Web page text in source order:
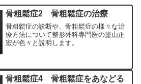
骨粗鬆症2 骨粗鬆症の治療
骨粗鬆症の診断や、骨粗鬆症の様々な治
療方法について整形外科専門医の塗山正
宏が色々と説明します。
骨粗鬆症4 骨粗鬆症をあなどる